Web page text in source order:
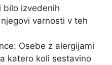
bilo izvedenih
varnosti v teh
Osebe z alergijami
katero koli sestavino